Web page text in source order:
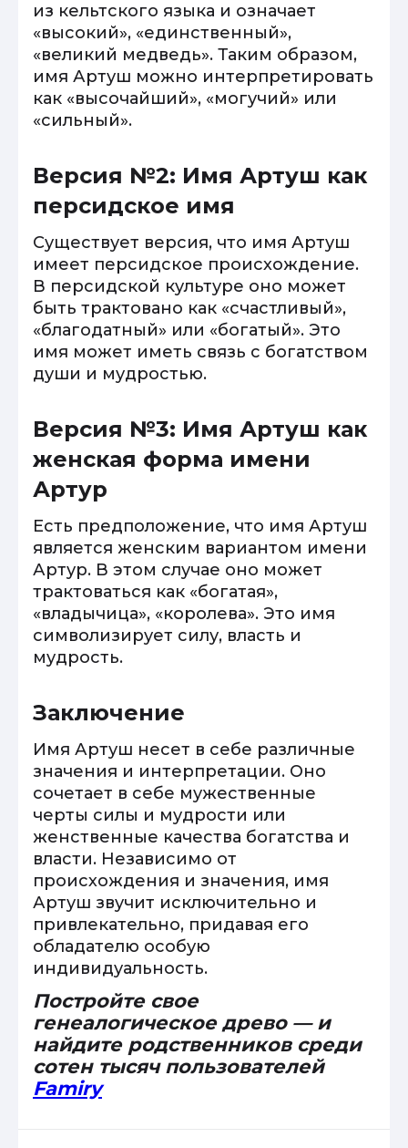
из кельтского языка и означает
«высокий», «единственный»,
«великий медведь». Таким образом,
имя Артуш можно интерпретировать
как «высочайший», «могучий» или
«сильный».
Версия №2: Имя Артуш как
персидское имя
Существует версия, что имя Артуш
имеет персидское происхождение.
В персидской культуре оно может
быть трактовано как «счастливый»,
«благодатный» или «богатый». Это
имя может иметь связь с богатством
души и мудростью.
Версия №3: Имя Артуш как
женская форма имени
Артур
Есть предположение, что имя Артуш
является женским вариантом имени
Артур. В этом случае оно может
трактоваться как «богатая»,
«владычица», «королева». Это имя
символизирует силу, власть и
мудрость.
Заключение
Имя Артуш несет в себе различные
значения и интерпретации. Оно
сочетает в себе мужественные
черты силы и мудрости или
женственные качества богатства и
власти. Независимо от
происхождения и значения, имя
Артуш звучит исключительно и
привлекательно, придавая его
обладателю особую
индивидуальность.
Постройте свое
генеалогическое древо — и
найдите родственников среди
сотен тысяч пользователей
Famiry